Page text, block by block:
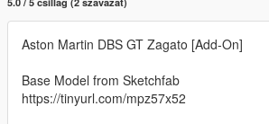
Aston Martin DBS GT Zagato [Add-On]
Base Model from Sketchfab
https://tinyurl.com/mpz57x52